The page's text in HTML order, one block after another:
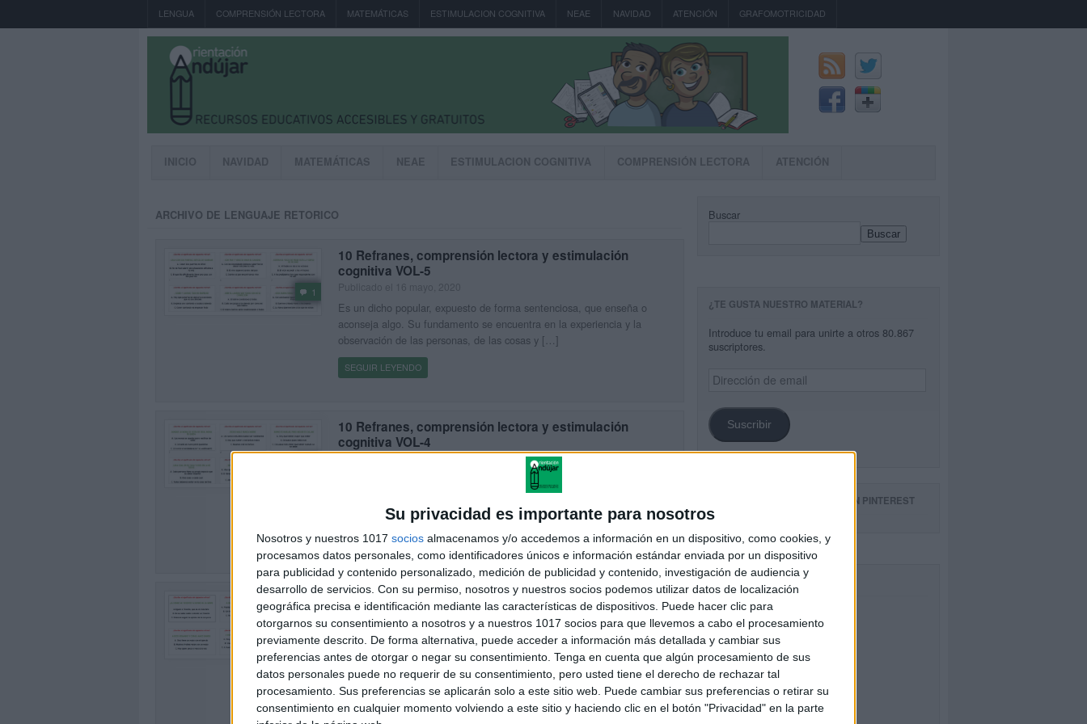
Su privacidad es importante para nosotros
Nosotros y nuestros 1017 socios almacenamos y/o accedemos a información en un dispositivo, como cookies, y
procesamos datos personales, como identificadores únicos e información estándar enviada por un dispositivo
para publicidad y contenido personalizado, medición de publicidad y contenido, investigación de audiencia y
desarrollo de servicios. Con su permiso, nosotros y nuestros socios podemos utilizar datos de localización
geográfica precisa e identificación mediante las características de dispositivos. Puede hacer clic para
otorgarnos su consentimiento a nosotros y a nuestros 1017 socios para que llevemos a cabo el procesamiento
previamente descrito. De forma alternativa, puede acceder a información más detallada y cambiar sus
preferencias antes de otorgar o negar su consentimiento. Tenga en cuenta que algún procesamiento de sus
datos personales puede no requerir de su consentimiento, pero usted tiene el derecho de rechazar tal
procesamiento. Sus preferencias se aplicarán solo a este sitio web. Puede cambiar sus preferencias o retirar su
consentimiento en cualquier momento volviendo a este sitio y haciendo clic en el botón "Privacidad" en la parte
LENGUA COMPRENSIÓN LECTORA MATEMÁTICAS ESTIMULACION COGNITIVA NEAE NAVIDAD ATENCIÓN GRAFOMOTRICIDAD
INICIO NAVIDAD MATEMÁTICAS NEAE ESTIMULACION COGNITIVA COMPRENSIÓN LECTORA ATENCIÓN
ARCHIVO DE LENGUAJE RETORICO
1
10 Refranes, comprensión lectora y estimulación
cognitiva VOL-5
Es un dicho popular, expuesto de forma sentenciosa, que enseña o
aconseja algo. Su fundamento se encuentra en la experiencia y la
observación de las personas, de las cosas y […]
SEGUIR LEYENDO
10 Refranes, comprensión lectora y estimulación
cognitiva VOL-4
Publicado el 12 marzo, 2020
Es un dicho popular, expuesto de forma sentenciosa, que enseña o
aconseja algo. Su fundamento se encuentra en la experiencia y la
observación de las personas, de las cosas y […]
SEGUIR LEYENDO
1
10 Refranes, comprensión lectora y estimulación
cognitiva VOL-1
Publicado el 17 febrero, 2020
Es un dicho popular, expuesto de forma sentenciosa, que enseña o
aconseja algo. Su fundamento se encuentra en la experiencia y la
observación de las personas, de las cosas y […]
SEGUIR LEYENDO
Buscar
Buscar
¿TE GUSTA NUESTRO MATERIAL?
Introduce tu email para unirte a otros 80.867
suscriptores.
Dirección
de
Suscribir
SIGUE NUESTROS TABLEROS EN PINTEREST